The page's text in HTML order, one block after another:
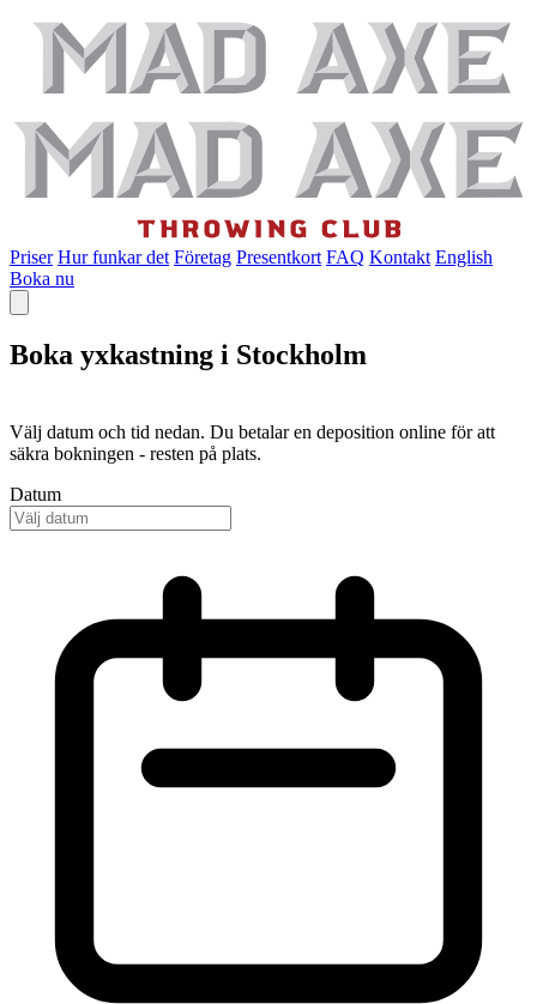
Priser Hur funkar det Företag Presentkort FAQ Kontakt English
Boka nu
Boka yxkastning i Stockholm
Välj datum och tid nedan. Du betalar en deposition online för att
säkra bokningen - resten på plats.
Datum